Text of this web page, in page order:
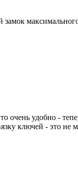
очень удобно -
ключей - это не